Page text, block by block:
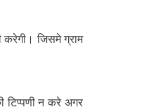
करेगी। जिसमे ग्राम
न करे अगर